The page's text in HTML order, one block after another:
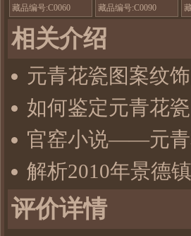
藏品编号:C0060
器
藏品编号:C0090
相关介绍
元青花瓷图案纹
如何鉴定元青花
官窑小说——元青
解析2010年景德
评价详情